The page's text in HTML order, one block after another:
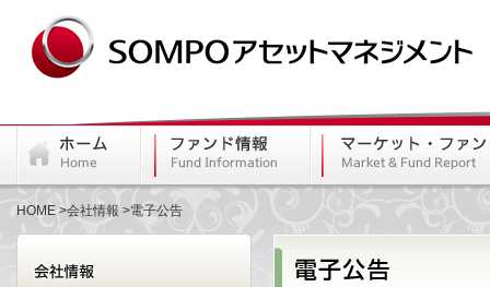
HOME 会社情報 電子公告